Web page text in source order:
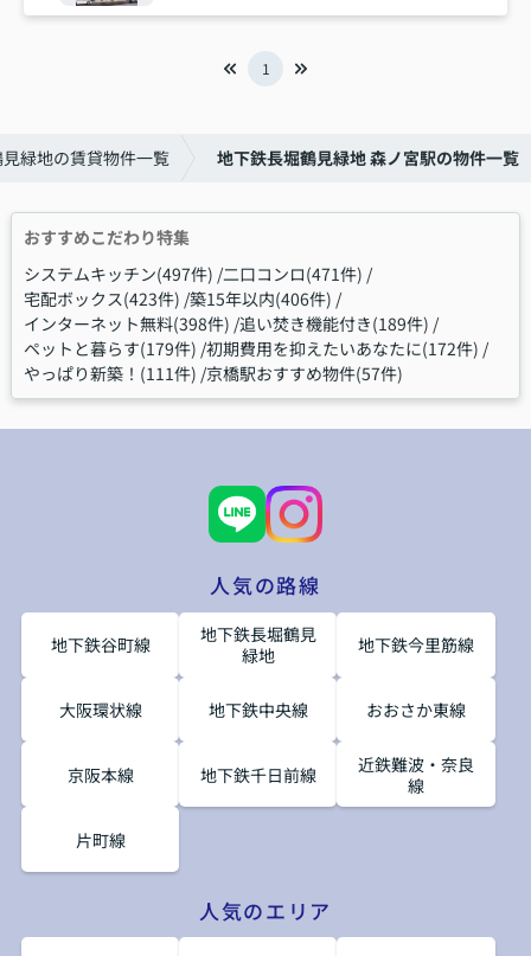
1
緑地の賃貸物件一覧 地下鉄長堀鶴見緑地 森ノ宮駅の物件一覧
おすすめこだわり特集
システムキッチン(497件) 二口コンロ(471件)
宅配ボックス(423件) 築15年以内(406件)
インターネット無料(398件) 追い焚き機能付き(189件)
ペットと暮らす(179件) 初期費用を抑えたいあなたに(172件)
やっぱり新築！(111件) 京橋駅おすすめ物件(57件)
人気の路線
地下鉄谷町線
地下鉄長堀鶴見
緑地
地下鉄今里筋線
大阪環状線 地下鉄中央線 おおさか東線
京阪本線 地下鉄千日前線
近鉄難波・奈良
線
片町線
人気のエリア